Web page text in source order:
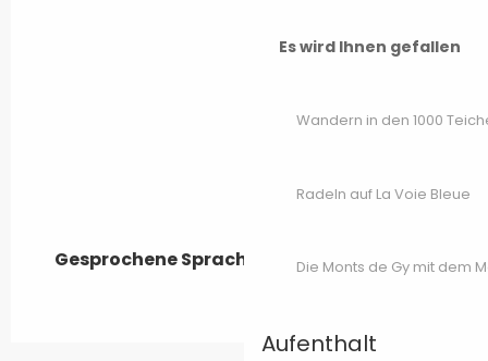
Es wird Ihnen gefallen
Wandern in den 1000
Radeln auf La Voie Bleue
Die Monts de Gy mit dem
Aufenthalt
Gesprochene Sprachen
Gesprochene Sprachen